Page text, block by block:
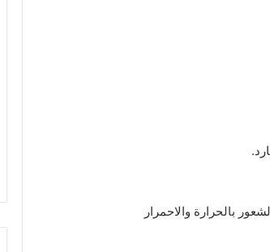
بالحرارة والاحمرار